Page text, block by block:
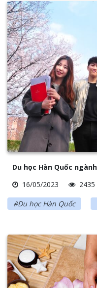
Du học Hàn Quốc
16/05/2023
2435
#Du học Hàn Quốc